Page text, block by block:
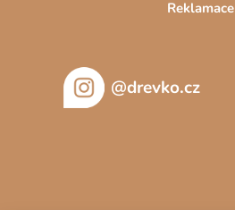
Reklamace
@drevko.cz